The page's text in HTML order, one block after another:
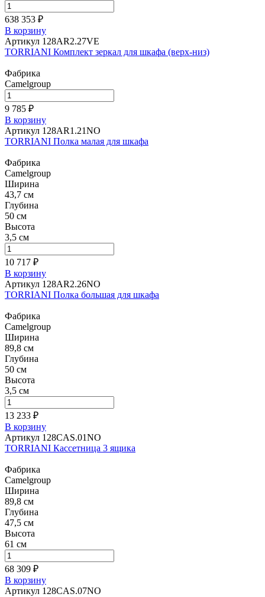
638 353 ₽
В корзину
Артикул 128AR2.27VE
TORRIANI Комплект зеркал для шкафа (верх-низ)
Фабрика
Camelgroup
9 785 ₽
В корзину
Артикул 128AR1.21NO
TORRIANI Полка малая для шкафа
Фабрика
Camelgroup
Ширина
43,7 см
Глубина
50 см
Высота
3,5 см
10 717 ₽
В корзину
Артикул 128AR2.26NO
TORRIANI Полка большая для шкафа
Фабрика
Camelgroup
Ширина
89,8 см
Глубина
50 см
Высота
3,5 см
13 233 ₽
В корзину
Артикул 128CAS.01NO
TORRIANI Кассетница 3 ящика
Фабрика
Camelgroup
Ширина
89,8 см
Глубина
47,5 см
Высота
61 см
68 309 ₽
В корзину
Артикул 128CAS.07NO